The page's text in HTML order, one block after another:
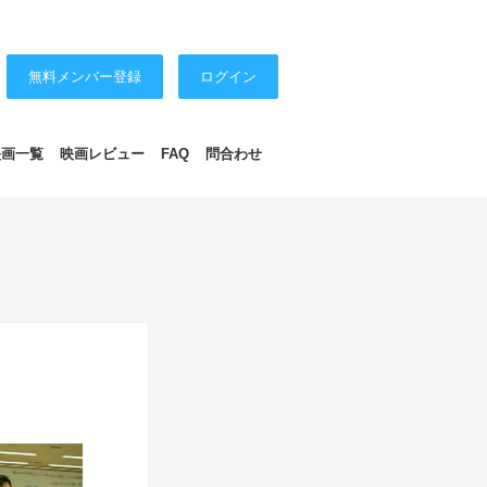
無料メンバー登録 ログイン
一覧 映画レビュー FAQ 問合わせ